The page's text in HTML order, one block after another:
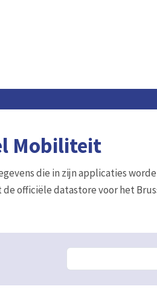
Mobiliteit
die in zijn applicaties
officiële datastore voor het